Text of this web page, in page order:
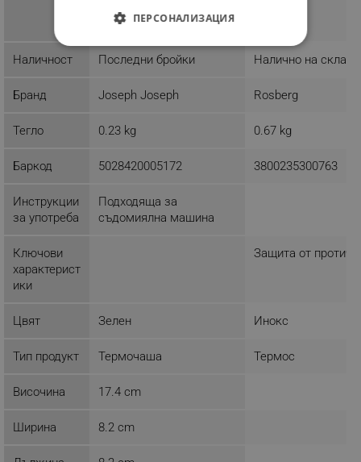
28.91 лв.
Наличност Последни бройки Налично на склад
Бранд Joseph Joseph Rosberg
Тегло 0.23 kg 0.67 kg
Баркод 5028420005172 3800235300763
Инструкции
за употреба
Подходяща за
съдомиялна машина
Ключови
характерист
ики
Защита от
Цвят Зелен Инокс
Тип продукт Термочаша Термос
Височина 17.4 cm
Ширина 8.2 cm
ПЕРСОНАЛИЗАЦИЯ
СТРОГО НЕОБХОДИМО
Ефективност
Строго необходимите бисквитки позволяват
потребителско влизане и управление на
акаунта. Уебсайтът не може да се използва